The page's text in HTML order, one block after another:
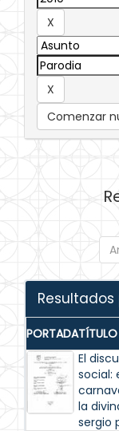
Comenzar
PORTADATÍTULO
El
social:
la
sergio